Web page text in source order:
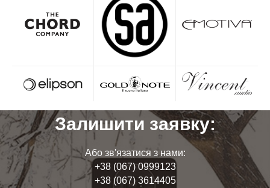
Залишити заявку:
Або зв'язатися з нами:
+38 (067) 0999123
+38 (067) 3614405